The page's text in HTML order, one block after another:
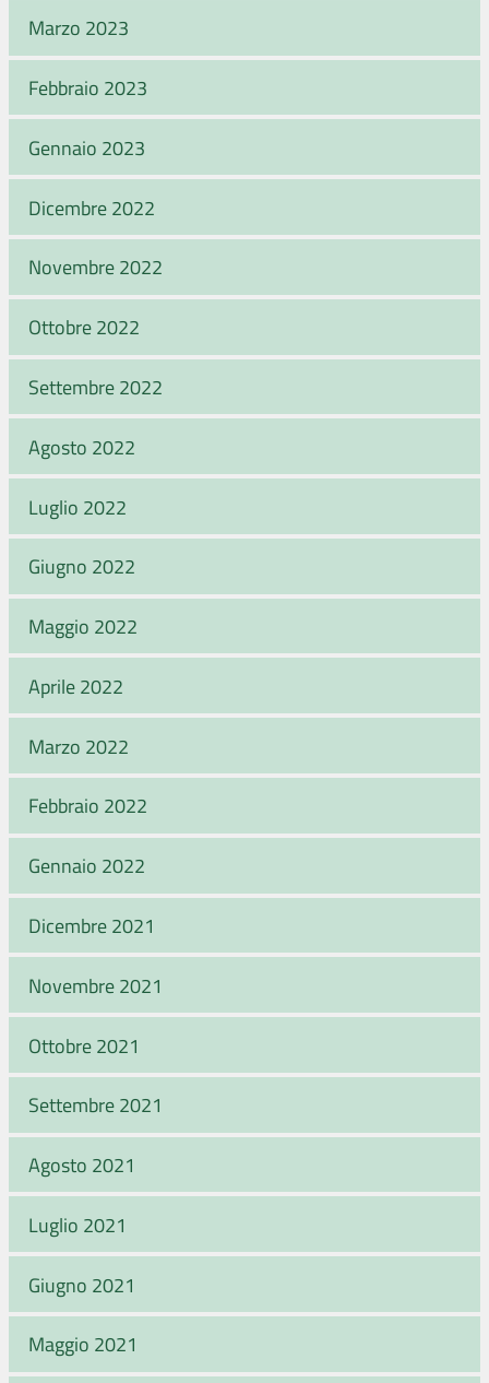
Marzo 2023
Febbraio 2023
Gennaio 2023
Dicembre 2022
Novembre 2022
Ottobre 2022
Settembre 2022
Agosto 2022
Luglio 2022
Giugno 2022
Maggio 2022
Aprile 2022
Marzo 2022
Febbraio 2022
Gennaio 2022
Dicembre 2021
Novembre 2021
Ottobre 2021
Settembre 2021
Agosto 2021
Luglio 2021
Giugno 2021
Maggio 2021